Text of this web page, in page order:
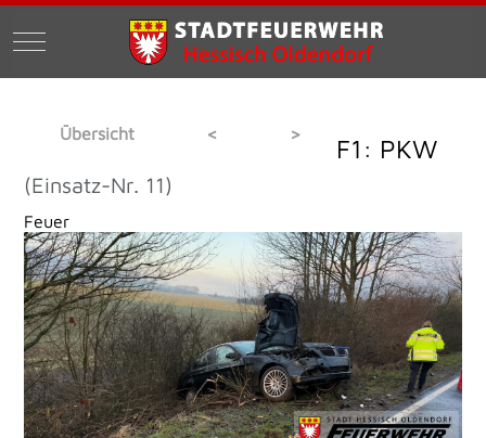
Mobile Menu Toggle
Übersicht < > F1: PKW
(Einsatz-Nr. 11)
Feuer